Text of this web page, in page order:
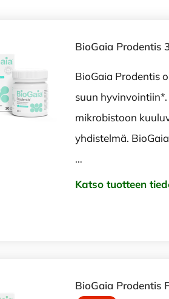
BioGaia Prodentis
BioGaia Prodentis
suun
mikrobistoon
yhdistelmä.
…
Katso tuotteen
BioGaia Prodentis